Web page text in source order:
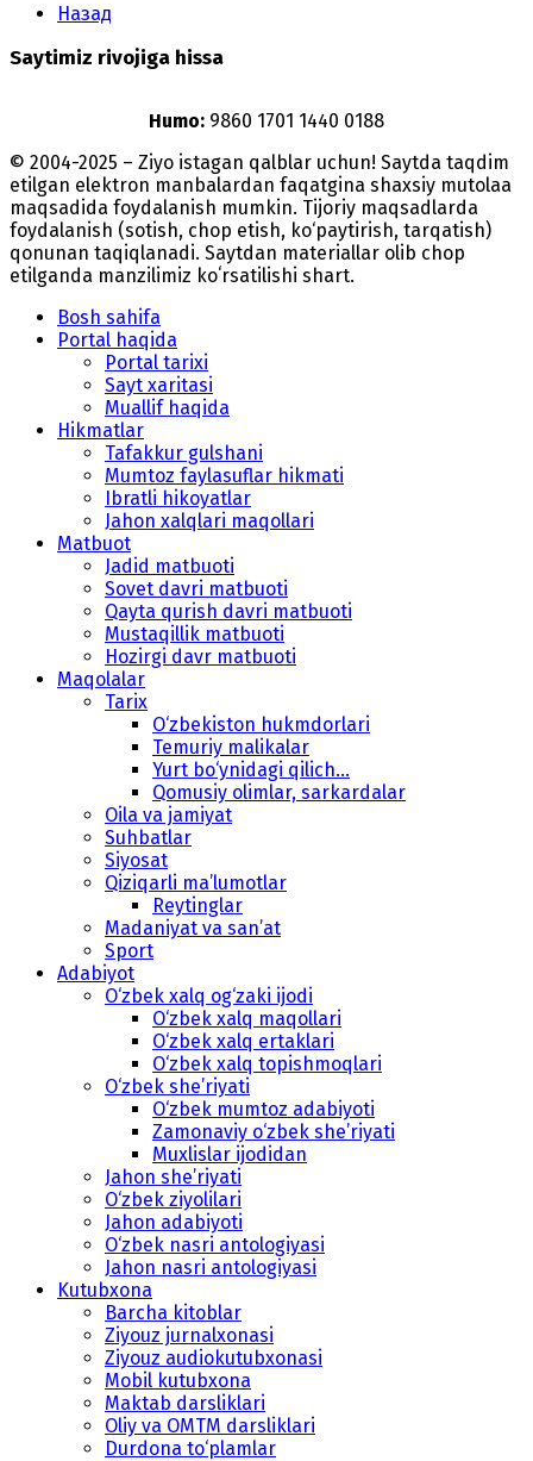
Назад
Saytimiz rivojiga hissa
Humo: 9860 1701 1440 0188
© 2004-2025 – Ziyo istagan qalblar uchun! Saytda taqdim
etilgan elektron manbalardan faqatgina shaxsiy mutolaa
maqsadida foydalanish mumkin. Tijoriy maqsadlarda
foydalanish (sotish, chop etish, ko‘paytirish, tarqatish)
qonunan taqiqlanadi. Saytdan materiallar olib chop
etilganda manzilimiz koʻrsatilishi shart.
Bosh sahifa
Portal haqida
Portal tarixi
Sayt xaritasi
Muallif haqida
Hikmatlar
Tafakkur gulshani
Mumtoz faylasuflar hikmati
Ibratli hikoyatlar
Jahon xalqlari maqollari
Matbuot
Jadid matbuoti
Sovet davri matbuoti
Qayta qurish davri matbuoti
Mustaqillik matbuoti
Hozirgi davr matbuoti
Maqolalar
Tarix
O‘zbekiston hukmdorlari
Temuriy malikalar
Yurt bo‘ynidagi qilich...
Qomusiy olimlar, sarkardalar
Oila va jamiyat
Suhbatlar
Siyosat
Qiziqarli ma’lumotlar
Reytinglar
Madaniyat va san’at
Sport
Adabiyot
O‘zbek xalq og‘zaki ijodi
O‘zbek xalq maqollari
O‘zbek xalq ertaklari
O‘zbek xalq topishmoqlari
O‘zbek she’riyati
O‘zbek mumtoz adabiyoti
Zamonaviy o‘zbek she’riyati
Muxlislar ijodidan
Jahon she’riyati
O‘zbek ziyolilari
Jahon adabiyoti
O‘zbek nasri antologiyasi
Jahon nasri antologiyasi
Kutubxona
Barcha kitoblar
Ziyouz jurnalxonasi
Ziyouz audiokutubxonasi
Mobil kutubxona
Maktab darsliklari
Oliy va OMTM darsliklari
Durdona to‘plamlar